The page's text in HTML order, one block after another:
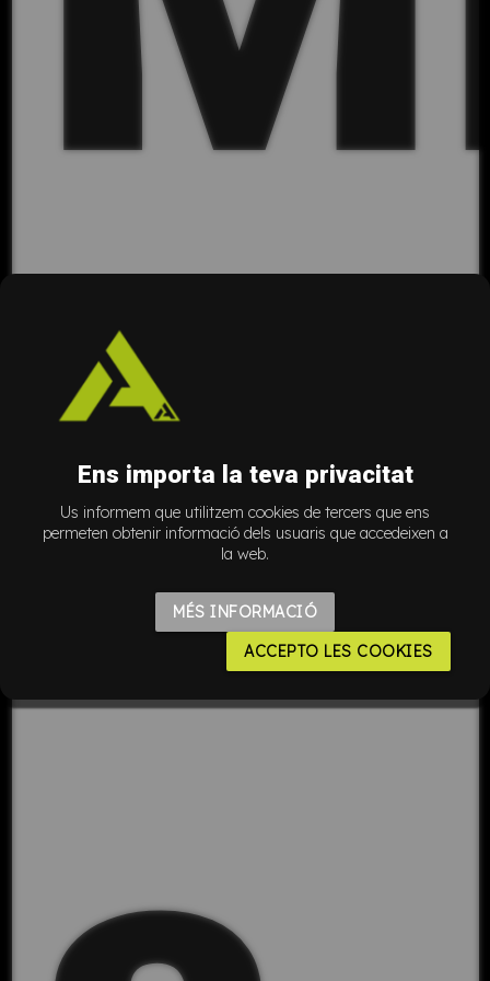
Ens importa la teva privacitat
Us informem que utilitzem cookies de tercers que ens
permeten obtenir informació dels usuaris que accedeixen a
la web.
MÉS INFORMACIÓ
ACCEPTO LES COOKIES